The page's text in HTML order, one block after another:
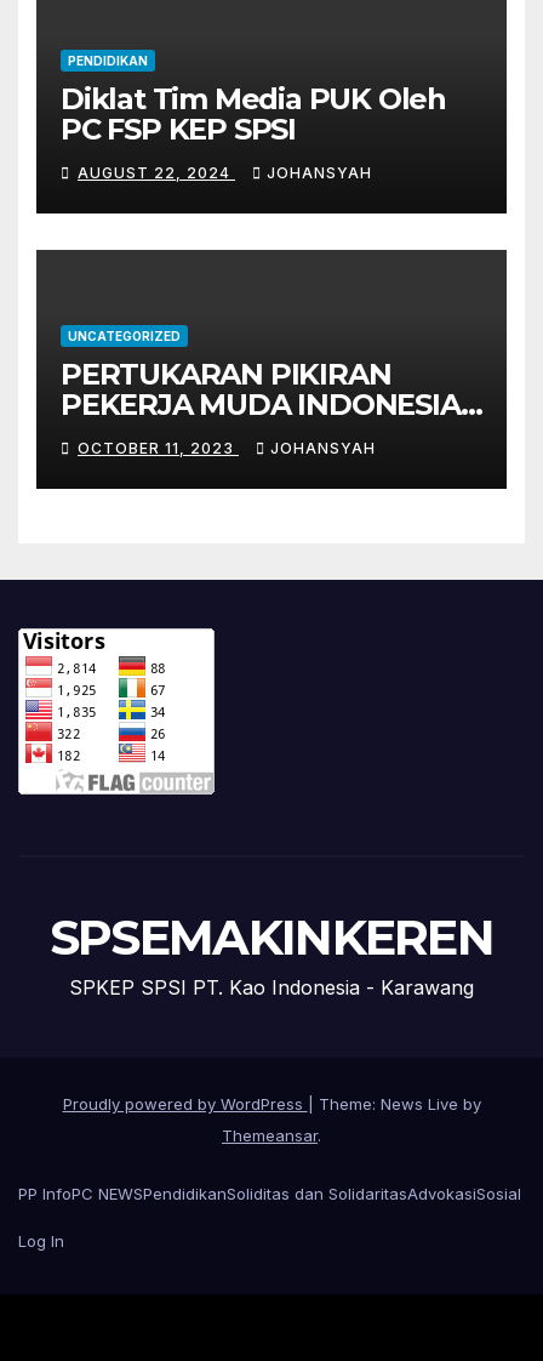
PENDIDIKAN
Diklat Tim Media PUK Oleh
PC FSP KEP SPSI
AUGUST 22, 2024 JOHANSYAH
UNCATEGORIZED
PERTUKARAN PIKIRAN
PEKERJA MUDA INDONESIA
DENGAN PEKERJA MUDA
JEPANG
OCTOBER 11, 2023 JOHANSYAH
SPSEMAKINKEREN
SPKEP SPSI PT. Kao Indonesia - Karawang
Proudly powered by WordPress
Theme: News Live by
Themeansar.
PP InfoPC NEWSPendidikanSoliditas dan SolidaritasAdvokasiSosial
Log In